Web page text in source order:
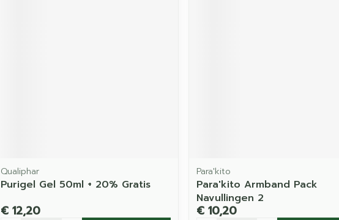
Qualiphar
Purigel Gel 50ml + 20% Gratis
€ 12,20
Para'kito
Para'kito Armband Pack
Navullingen 2
€ 10,20